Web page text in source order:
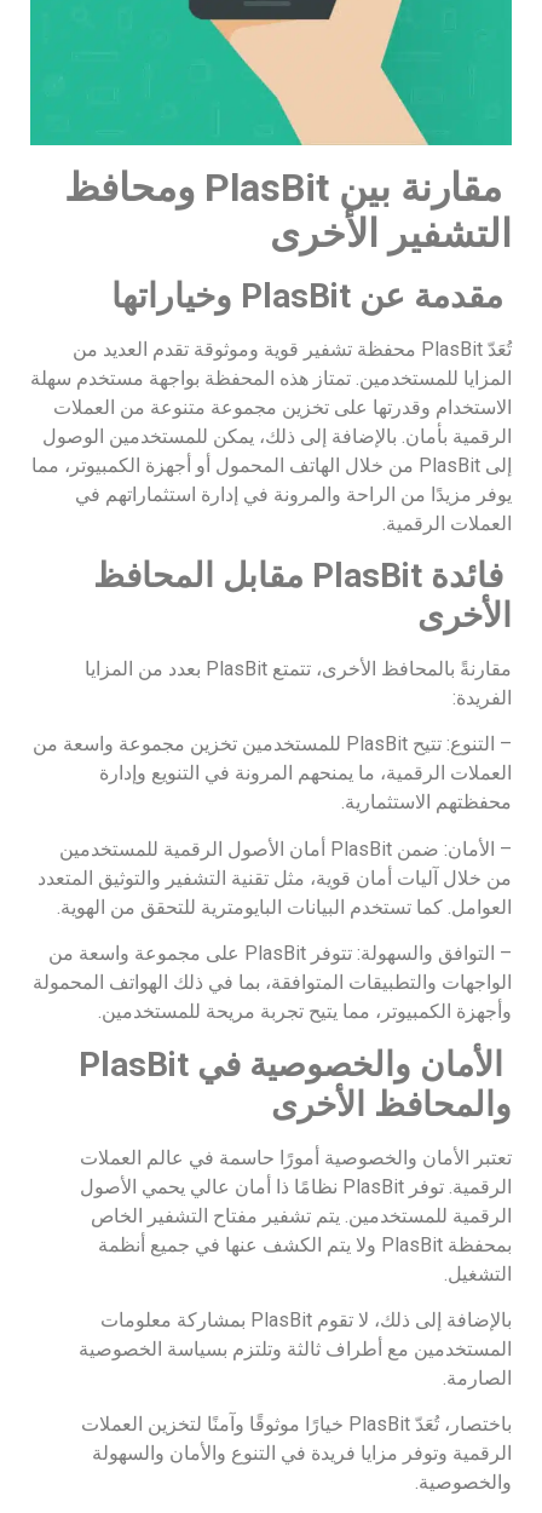
مقارنة بين PlasBit ومحافظ
التشفير الأخرى
مقدمة عن PlasBit وخياراتها
تُعَدّ PlasBit محفظة تشفير قوية وموثوقة تقدم العديد من
المزايا للمستخدمين. تمتاز هذه المحفظة بواجهة مستخدم سهلة
الاستخدام وقدرتها على تخزين مجموعة متنوعة من العملات
الرقمية بأمان. بالإضافة إلى ذلك، يمكن للمستخدمين الوصول
إلى PlasBit من خلال الهاتف المحمول أو أجهزة الكمبيوتر، مما
يوفر مزيدًا من الراحة والمرونة في إدارة استثماراتهم في
العملات الرقمية.
فائدة PlasBit مقابل المحافظ
الأخرى
مقارنةً بالمحافظ الأخرى، تتمتع PlasBit بعدد من المزايا
الفريدة:
– التنوع: تتيح PlasBit للمستخدمين تخزين مجموعة واسعة من
العملات الرقمية، ما يمنحهم المرونة في التنويع وإدارة
محفظتهم الاستثمارية.
– الأمان: ضمن PlasBit أمان الأصول الرقمية للمستخدمين
من خلال آليات أمان قوية، مثل تقنية التشفير والتوثيق المتعدد
العوامل. كما تستخدم البيانات البايومترية للتحقق من الهوية.
– التوافق والسهولة: تتوفر PlasBit على مجموعة واسعة من
الواجهات والتطبيقات المتوافقة، بما في ذلك الهواتف المحمولة
وأجهزة الكمبيوتر، مما يتيح تجربة مريحة للمستخدمين.
الأمان والخصوصية في PlasBit
والمحافظ الأخرى
تعتبر الأمان والخصوصية أمورًا حاسمة في عالم العملات
الرقمية. توفر PlasBit نظامًا ذا أمان عالي يحمي الأصول
الرقمية للمستخدمين. يتم تشفير مفتاح التشفير الخاص
بمحفظة PlasBit ولا يتم الكشف عنها في جميع أنظمة
التشغيل.
بالإضافة إلى ذلك، لا تقوم PlasBit بمشاركة معلومات
المستخدمين مع أطراف ثالثة وتلتزم بسياسة الخصوصية
الصارمة.
باختصار، تُعَدّ PlasBit خيارًا موثوقًا وآمنًا لتخزين العملات
الرقمية وتوفر مزايا فريدة في التنوع والأمان والسهولة
والخصوصية.